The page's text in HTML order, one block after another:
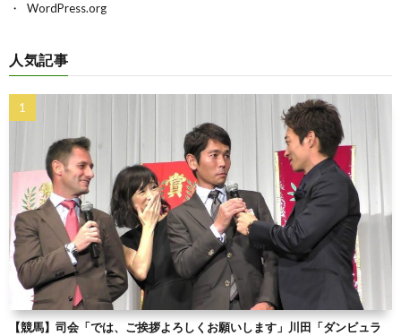
WordPress.org
人気記事
【競馬】司会「では、ご挨拶よろしくお願いします」川田「ダンビュラ